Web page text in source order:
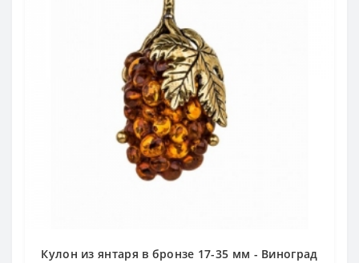
Кулон из янтаря в бронзе 17-35 мм - Виноград